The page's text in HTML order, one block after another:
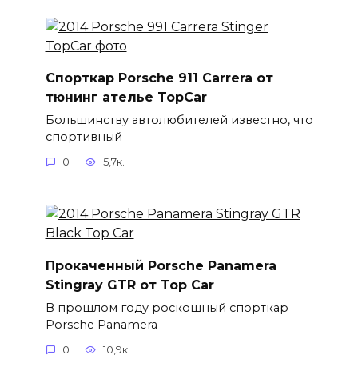
Спорткар Porsche 911 Carrera от
тюнинг ателье TopCar
Большинству автолюбителей известно, что
спортивный
0 5,7к.
Прокаченный Porsche Panamera
Stingray GTR от Top Car
В прошлом году роскошный спорткар
Porsche Panamera
0 10,9к.